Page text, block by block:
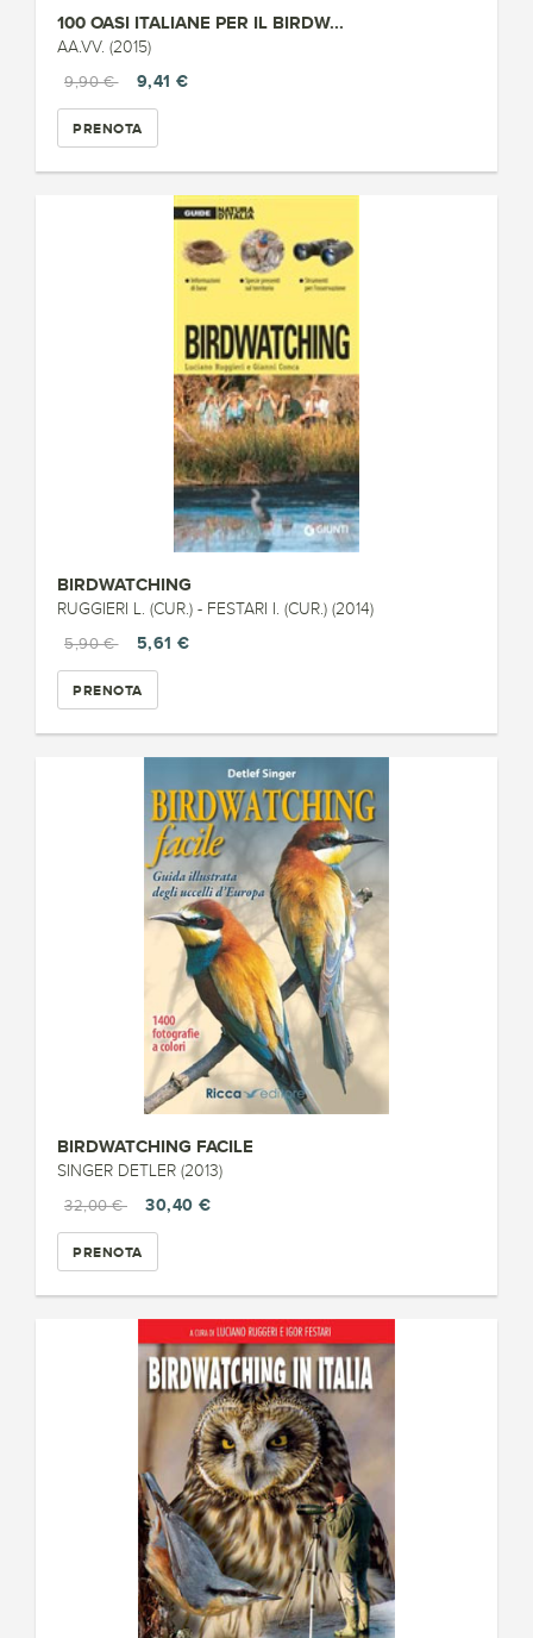
100 OASI ITALIANE PER IL BIRDW...
AA.VV. (2015)
9,90 €
9,41 €
PRENOTA
BIRDWATCHING
RUGGIERI L. (CUR.) - FESTARI I. (CUR.) (2014)
5,90 €
5,61 €
PRENOTA
BIRDWATCHING FACILE
SINGER DETLER (2013)
32,00 €
30,40 €
PRENOTA